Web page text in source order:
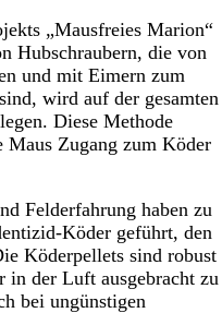
„Mausfreies Marion“
Hubschraubern, die von
und mit Eimern zum
wird auf der gesamten
Diese Methode
Maus Zugang zum Köder
Felderfahrung haben zu
Köder geführt, den
Köderpellets sind robust
in der Luft ausgebracht zu
bei ungünstigen